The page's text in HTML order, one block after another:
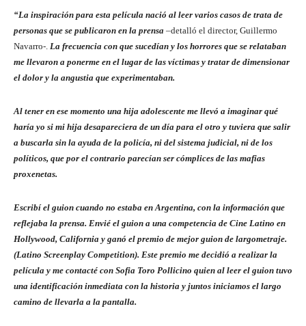
“La inspiración para esta película nació al leer varios casos de trata de
personas que se publicaron en la prensa –detalló el director, Guillermo
Navarro-. La frecuencia con que sucedían y los horrores que se relataban
me llevaron a ponerme en el lugar de las víctimas y tratar de dimensionar
el dolor y la angustia que experimentaban.
Al tener en ese momento una hija adolescente me llevó a imaginar qué
haría yo si mi hija desapareciera de un día para el otro y tuviera que salir
a buscarla sin la ayuda de la policía, ni del sistema judicial, ni de los
políticos, que por el contrario parecían ser cómplices de las mafias
proxenetas.
Escribí el guion cuando no estaba en Argentina, con la información que
reflejaba la prensa. Envié el guion a una competencia de Cine Latino en
Hollywood, California y ganó el premio de mejor guion de largometraje.
(Latino Screenplay Competition). Este premio me decidió a realizar la
película y me contacté con Sofia Toro Pollicino quien al leer el guion tuvo
una identificación inmediata con la historia y juntos iniciamos el largo
camino de llevarla a la pantalla.